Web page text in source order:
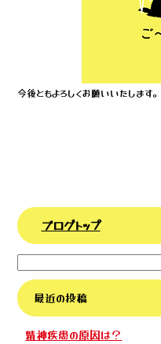
今後ともよろしくお願いいたします。
ブログトップ
最近の投稿
精神疾患の原因は？